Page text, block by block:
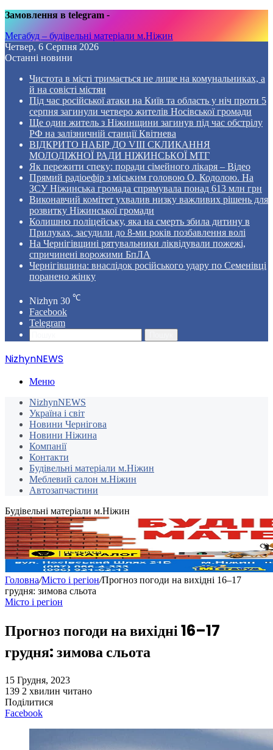
Замовлення в telegram -
Мегабуд – будівельні матеріали м.Ніжин
Четвер, 6 Серпня 2026
Останні новини
Чистота в місті тримається не лише на комунальниках, а
й на совісті містян
Під час російської атаки на Київ та область у ніч проти 5
серпня загинули четверо жителів Носівської громади
Ще один житель з Ніжинщини загинув під час обстрілу
РФ на залізничній станції Квітнева
ВІДКРИТО НАБІР ДО VIII СКЛИКАННЯ
МОЛОДІЖНОЇ РАДИ НІЖИНСЬКОЇ МТГ
Як пережити спеку: поради сімейного лікаря – Відео
Прямий радіоефір з міським головою О. Кодолою. На
ЗСУ Ніжинська громада спрямувала понад 613 млн грн
Виконавчий комітет ухвалив низку важливих рішень для
розвитку Ніжинської громади
Колишню поліцейську, яка на смерть збила дитину в
Прилуках, засудили до 8-ми років позбавлення волі
На Чернігівщині рятувальники ліквідували пожежі,
спричинені ворожими БпЛА
Чернігівщина: внаслідок російського удару по Семенівці
поранено жінку
Nizhyn 30 ℃
Facebook
Telegram
NizhynNEWS
Меню
NizhynNEWS
Україна і світ
Новини Чернігова
Новини Ніжина
Компанії
Контакти
Будівельні матеріали м.Ніжин
Меблевий салон м.Ніжин
Автозапчастини
Будівельні матеріали м.Ніжин
Головна/Місто і регіон/Прогноз погоди на вихідні 16–17
грудня: зимова сльота
Місто і регіон
Прогноз погоди на вихідні 16–17
грудня: зимова сльота
15 Грудня, 2023
139 2 хвилин читано
Поділитися
Facebook